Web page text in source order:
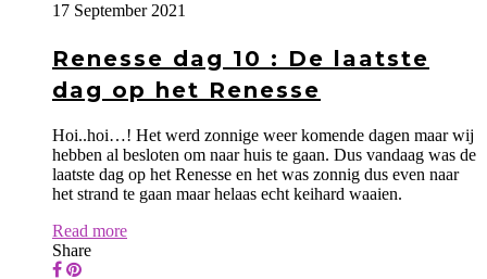
17 September 2021
Renesse dag 10 : De laatste
dag op het Renesse
Hoi..hoi…! Het werd zonnige weer komende dagen maar wij
hebben al besloten om naar huis te gaan. Dus vandaag was de
laatste dag op het Renesse en het was zonnig dus even naar
het strand te gaan maar helaas echt keihard waaien.
Read more
Share